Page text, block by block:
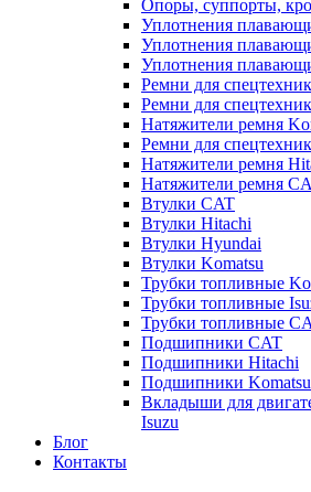
Опоры, суппорты,
Уплотнения
Уплотнения
Уплотнения
Ремни для
Ремни для
Натяжители ремня
Ремни для
Натяжители ремня
Натяжители ремня
Втулки CAT
Втулки Hitachi
Втулки Hyundai
Втулки Komatsu
Трубки топливные
Трубки топливные
Трубки топливные
Подшипники CAT
Подшипники Hitachi
Подшипники Komatsu
Вкладыши для
Isuzu
Блог
Контакты